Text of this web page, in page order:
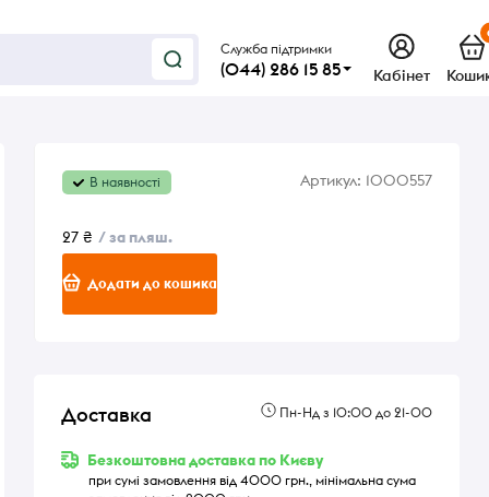
Служба підтримки
(044) 286 15 85 Кабінет
В наявності Артикул: 1000557
27 ₴ / за пляш.
Додати до кошика
Доставка Пн-Нд з 10:00 до 21-00
Безкоштовна доставка по Києву
при сумі замовлення від 4000 грн., мінімальна сума